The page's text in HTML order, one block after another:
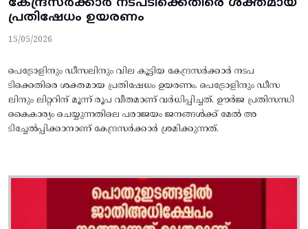
പ്രതിഷേധം ഉയരണം
15/05/2026
പെട്രോളിനും ഡീസലിനും വില കൂട്ടിയ കേന്ദ്രസര്‍ക്കാര്‍ നടപ
ടിക്കെതിരെ ശക്തമായ പ്രതിഷേധം ഉയരണം. പെട്രോളിനും ഡീസ
ലിനും ലിറ്ററിന്‌ മൂന്ന്‌ രൂപ വീതമാണ്‌ വര്‍ധിപ്പിച്ചത്‌. ഊര്‍ജ പ്രതിസന്ധി
കൈകാര്യം ചെയ്യുന്നതിലെ പരാജയം ജനങ്ങള്‍ക്ക്‌ മേല്‍ അ
ടിച്ചേല്‍പ്പിക്കാനാണ്‌ കേന്ദ്രസര്‍ക്കാര്‍ ശ്രമിക്കുന്നത്‌.